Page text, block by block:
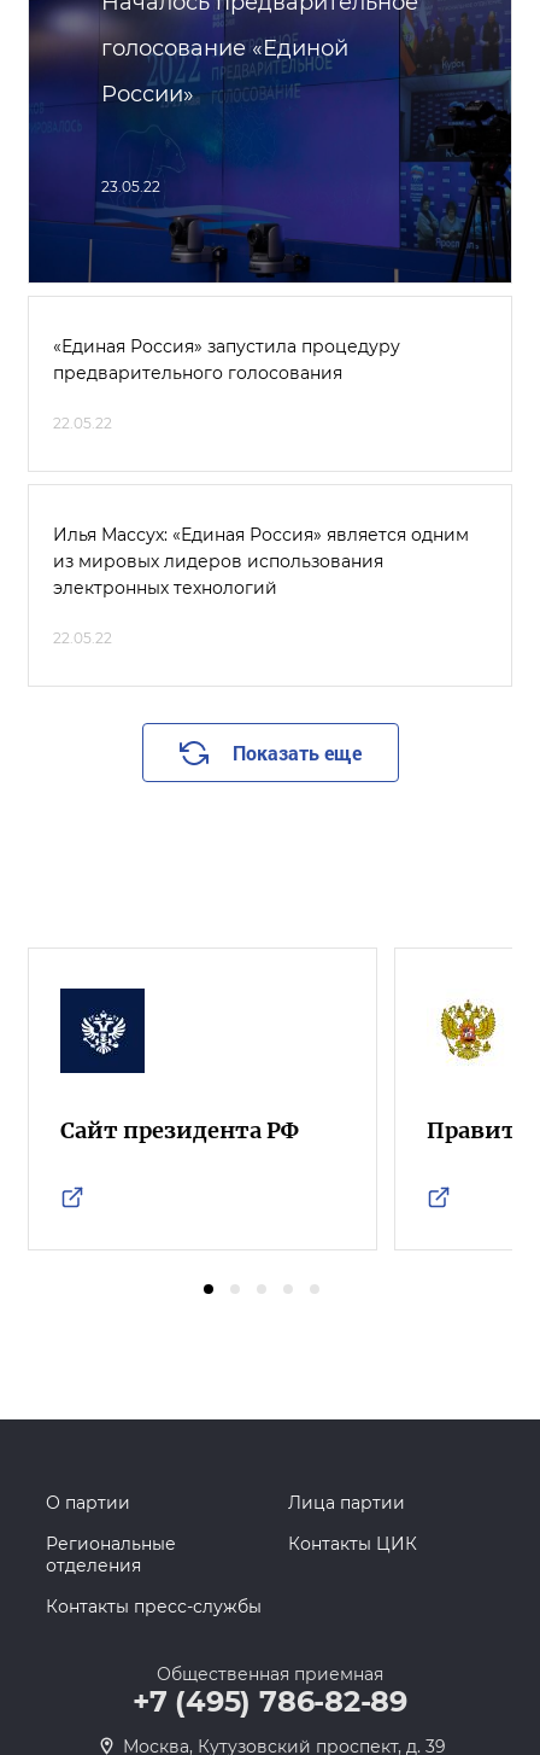
голосование «Единой
России»
23.05.22
«Единая Россия» запустила процедуру
предварительного голосования
22.05.22
Илья Массух: «Единая Россия» является одним
из мировых лидеров использования
электронных технологий
22.05.22
Показать еще
Сайт президента РФ
О партии
Лица партии
Региональные
отделения
Контакты ЦИК
Контакты пресс-службы
Общественная приемная
+7 (495) 786-82-89
Москва, Кутузовский проспект, д. 39